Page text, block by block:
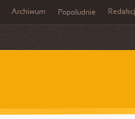
Archiwum Popołudnie